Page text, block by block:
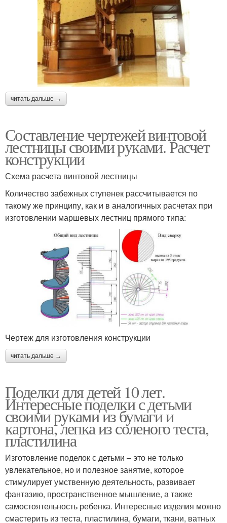
читать дальше →
Составление чертежей винтовой
лестницы своими руками. Расчет
конструкции
Схема расчета винтовой лестницы
Количество забежных ступенек рассчитывается по
такому же принципу, как и в аналогичных расчетах при
изготовлении маршевых лестниц прямого типа:
Чертеж для изготовления конструкции
читать дальше →
Поделки для детей 10 лет.
Интересные поделки с детьми
своими руками из бумаги и
картона, лепка из соленого теста,
пластилина
Изготовление поделок с детьми – это не только
увлекательное, но и полезное занятие, которое
стимулирует умственную деятельность, развивает
фантазию, пространственное мышление, а также
самостоятельность ребенка. Интересные изделия можно
смастерить из теста, пластилина, бумаги, ткани, ватных